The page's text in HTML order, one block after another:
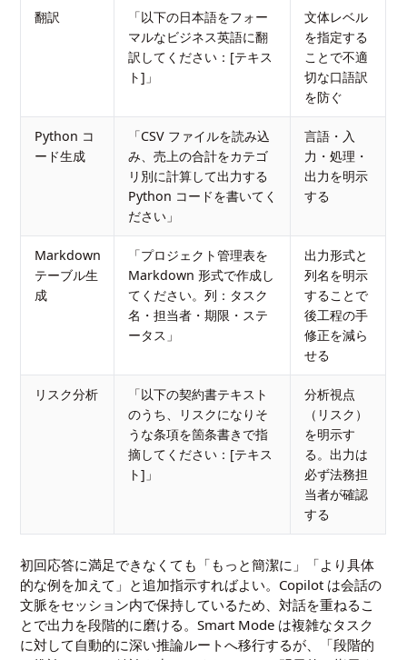
翻訳
「以下の日本語をフォー
マルなビジネス英語に翻
訳してください：[テキス
ト]」
文体レベル
を指定する
ことで不適
切な口語訳
を防ぐ
Python コ
ード生成
「CSV ファイルを読み込
み、売上の合計をカテゴ
リ別に計算して出力する
Python コードを書いてく
ださい」
言語・入
力・処理・
出力を明示
する
Markdown
テーブル生
成
「プロジェクト管理表を
Markdown 形式で作成し
てください。列：タスク
名・担当者・期限・ステ
ータス」
出力形式と
列名を明示
することで
後工程の手
修正を減ら
せる
リスク分析
「以下の契約書テキスト
のうち、リスクになりそ
うな条項を箇条書きで指
摘してください：[テキス
ト]」
分析視点
（リスク）
を明示す
る。出力は
必ず法務担
当者が確認
する
初回応答に満足できなくても「もっと簡潔に」「より具体
的な例を加えて」と追加指示すればよい。Copilot は会話の
文脈をセッション内で保持しているため、対話を重ねるこ
とで出力を段階的に磨ける。Smart Mode は複雑なタスク
に対して自動的に深い推論ルートへ移行するが、「段階的